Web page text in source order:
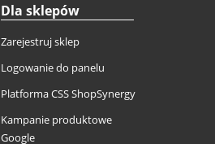
Dla sklepów
Zarejestruj sklep
Logowanie do panelu
Platforma CSS ShopSynergy
Kampanie produktowe
Google